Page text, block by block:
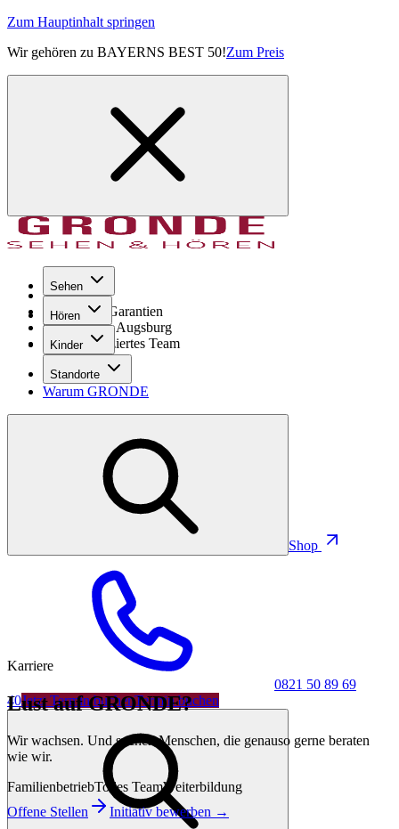
Zum Hauptinhalt springen
Wir gehören zu BAYERNS BEST 50!Zum Preis
Sehen
Hören
Kinder
Standorte
Warum GRONDE
Shop
0821 50 89 69
40Jetzt Termin buchenTermin buchen
Seit 1971
GRONDE Garantien
8× im Raum Augsburg
Hochqualifiziertes Team
0821 50 89 69 40
Karriere
Lust auf GRONDE?
Wir wachsen. Und suchen Menschen, die genauso gerne beraten
wie wir.
FamilienbetriebTolles TeamWeiterbildung
Offene Stellen
Initiativ bewerben →